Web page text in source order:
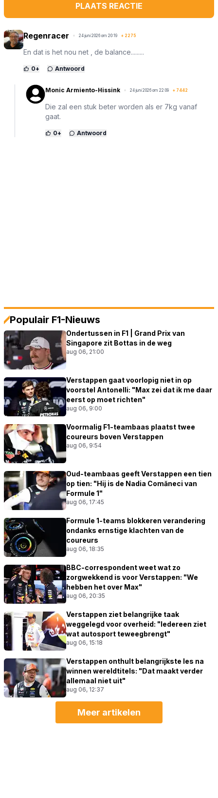
PLAATS REACTIE
Regenracer 24 juni 2026 om 20:19 + 2275
En dat is het nou net , de balance.........
0+ Antwoord
Monic Armiento-Hissink 24 juni 2026 om 22:09 + 7442
Die zal een stuk beter worden als er 7kg vanaf
gaat.
0+ Antwoord
Populair F1-Nieuws
Ondertussen in F1 | Grand Prix van
Singapore zit Bottas in de weg
aug 06, 21:00
Verstappen gaat voorlopig niet in op
voorstel Antonelli: "Max zei dat ik me daar
eerst op moet richten"
aug 06, 9:00
Voormalig F1-teambaas plaatst twee
coureurs boven Verstappen
aug 06, 9:54
Oud-teambaas geeft Verstappen een tien
op tien: "Hij is de Nadia Comăneci van
Formule 1"
aug 06, 17:45
Formule 1-teams blokkeren verandering
ondanks ernstige klachten van de
coureurs
aug 06, 18:35
BBC-correspondent weet wat zo
zorgwekkend is voor Verstappen: "We
hebben het over Max"
aug 06, 20:35
Verstappen ziet belangrijke taak
weggelegd voor overheid: "Iedereen ziet
wat autosport teweegbrengt"
aug 06, 15:18
Verstappen onthult belangrijkste les na
winnen wereldtitels: "Dat maakt verder
allemaal niet uit"
aug 06, 12:37
Meer artikelen